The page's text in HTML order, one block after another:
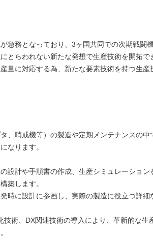
急務となっており、3ヶ国共同での次期戦闘
とらわれない新たな発想で生産技術を開拓で
量に対応する為、新たな要素技術を持つ生産
、哨戒機等）の製造や定期メンテナンスの中
なります。
設計や手順書の作成、生産シミュレーション
築します。
時に設計に参画し、実際の製造に役立つ詳細
技術、DX関連技術の導入により、革新的な生